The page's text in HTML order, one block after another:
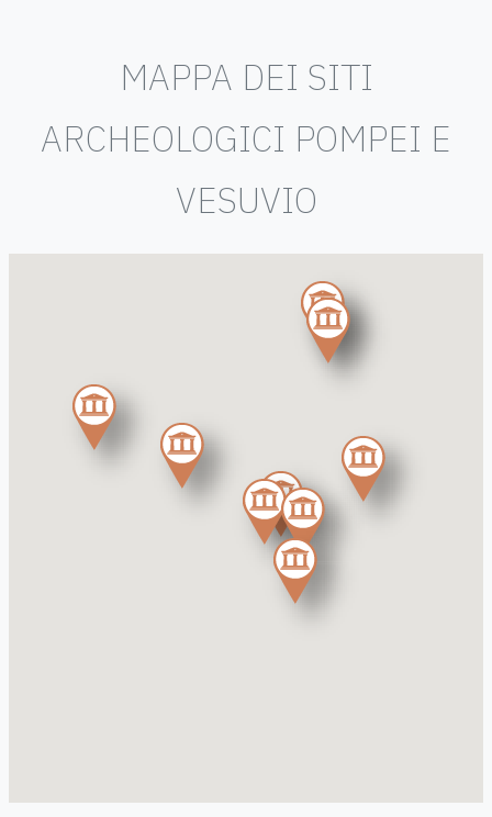
MAPPA DEI SITI
ARCHEOLOGICI POMPEI E
VESUVIO